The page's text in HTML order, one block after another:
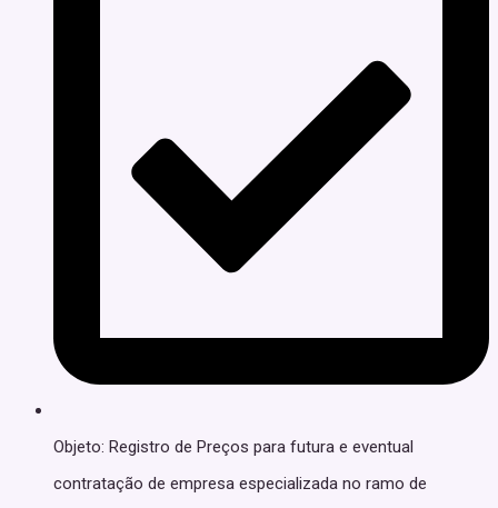
Objeto: Registro de Preços para futura e eventual
contratação de empresa especializada no ramo de